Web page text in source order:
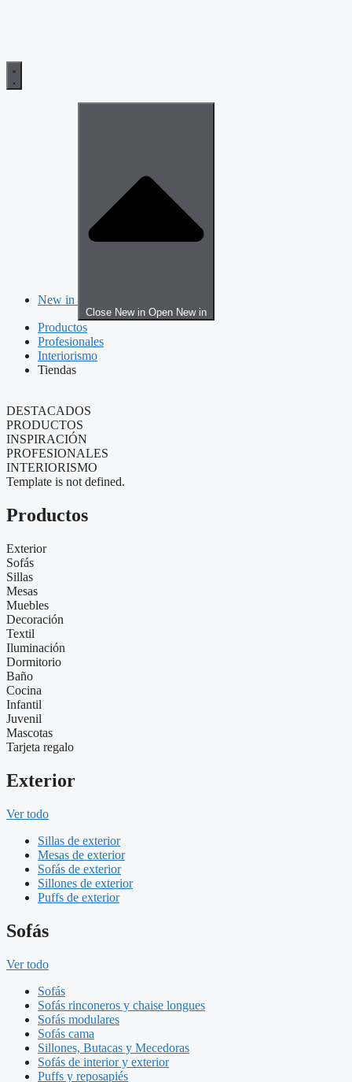
New in
Close New in Open New in
Productos
Profesionales
Interiorismo
Tiendas
DESTACADOS
PRODUCTOS
INSPIRACIÓN
PROFESIONALES
INTERIORISMO
Template is not defined.
Productos
Exterior
Sofás
Sillas
Mesas
Muebles
Decoración
Textil
Iluminación
Dormitorio
Baño
Cocina
Infantil
Juvenil
Mascotas
Tarjeta regalo
Exterior
Ver todo
Sillas de exterior
Mesas de exterior
Sofás de exterior
Sillones de exterior
Puffs de exterior
Sofás
Ver todo
Sofás
Sofás rinconeros y chaise longues
Sofás modulares
Sofás cama
Sillones, Butacas y Mecedoras
Sofás de interior y exterior
Puffs y reposapiés